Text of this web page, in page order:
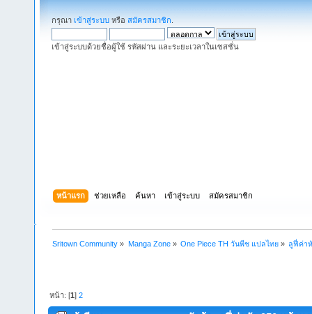
กรุณา เข้าสู่ระบบ หรือ สมัครสมาชิก
เข้าสู่ระบบด้วยชื่อผู้ใช้ รหัสผ่าน และระยะเวลาในเซสชั่น
หน้าแรก ช่วยเหลือ ค้นหา เข้าสู่ระบบ สมัครสมาชิก
Sritown Community » Manga Zone» One Piece TH วันพีช แปลไทย» ลูฟี่ค่า
หน้า: [1]2